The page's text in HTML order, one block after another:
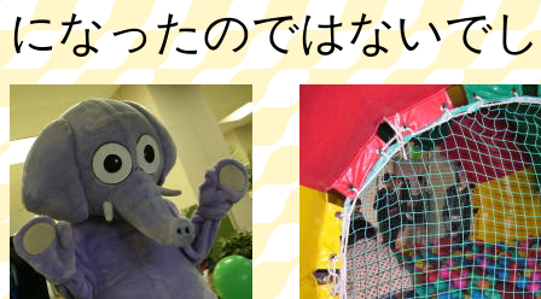
になったのではないで